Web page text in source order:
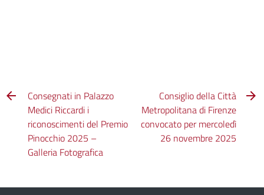
Consegnati in Palazzo
Medici Riccardi i
riconoscimenti del Premio
Pinocchio 2025 –
Galleria Fotografica
Consiglio della Città
Metropolitana di Firenze
convocato per mercoledì
26 novembre 2025